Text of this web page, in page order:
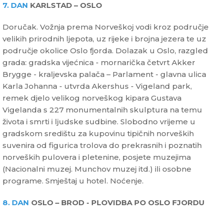
7. DAN KARLSTAD – OSLO
Doručak. Vožnja prema Norveškoj vodi kroz područje
velikih prirodnih ljepota, uz rijeke i brojna jezera te uz
područje okolice Oslo fjorda. Dolazak u Oslo, razgled
grada: gradska vijećnica - mornarička četvrt Akker
Brygge - kraljevska palača – Parlament - glavna ulica
Karla Johanna - utvrda Akershus - Vigeland park,
remek djelo velikog norveškog kipara Gustava
Vigelanda s 227 monumentalnih skulptura na temu
života i smrti i ljudske sudbine. Slobodno vrijeme u
gradskom središtu za kupovinu tipičnih norveških
suvenira od figurica trolova do prekrasnih i poznatih
norveških pulovera i pletenine, posjete muzejima
(Nacionalni muzej. Munchov muzej itd.) ili osobne
programe. Smještaj u hotel. Noćenje.
8. DAN OSLO – BROD - PLOVIDBA PO OSLO FJORDU